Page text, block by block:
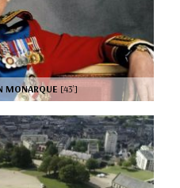
MONARQUE [43’]